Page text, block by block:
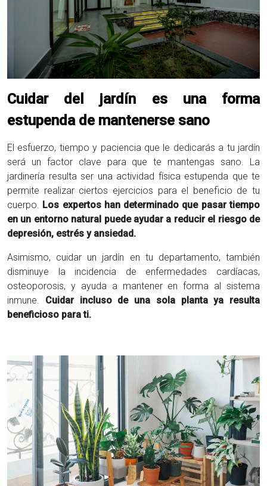
Cuidar del jardín es una forma
estupenda de mantenerse sano
El esfuerzo, tiempo y paciencia que le dedicarás a tu jardín
será un factor clave para que te mantengas sano. La
jardinería resulta ser una actividad física estupenda que te
permite realizar ciertos ejercicios para el beneficio de tu
cuerpo. Los expertos han determinado que pasar tiempo
en un entorno natural puede ayudar a reducir el riesgo de
depresión, estrés y ansiedad.
Asimismo, cuidar un jardín en tu departamento, también
disminuye la incidencia de enfermedades cardíacas,
osteoporosis, y ayuda a mantener en forma al sistema
inmune. Cuidar incluso de una sola planta ya resulta
beneficioso para ti.